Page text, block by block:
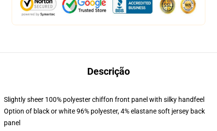
Descrição
Slightly sheer 100% polyester chiffon front panel with silky handfeel
Option of black or white 96% polyester, 4% elastane soft jersey back
panel